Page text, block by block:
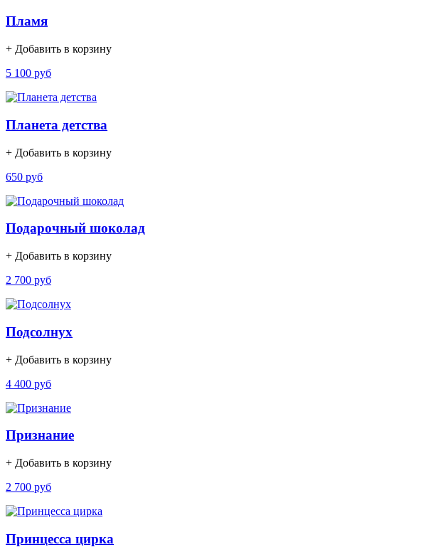
Пламя
+ Добавить в корзину
5 100 руб
Планета детства
+ Добавить в корзину
650 руб
Подарочный шоколад
+ Добавить в корзину
2 700 руб
Подсолнух
+ Добавить в корзину
4 400 руб
Признание
+ Добавить в корзину
2 700 руб
Принцесса цирка